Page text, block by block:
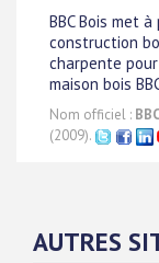
BBC Bois met
construction
charpente
maison bois
Nom officiel :
(2009).
AUTRES